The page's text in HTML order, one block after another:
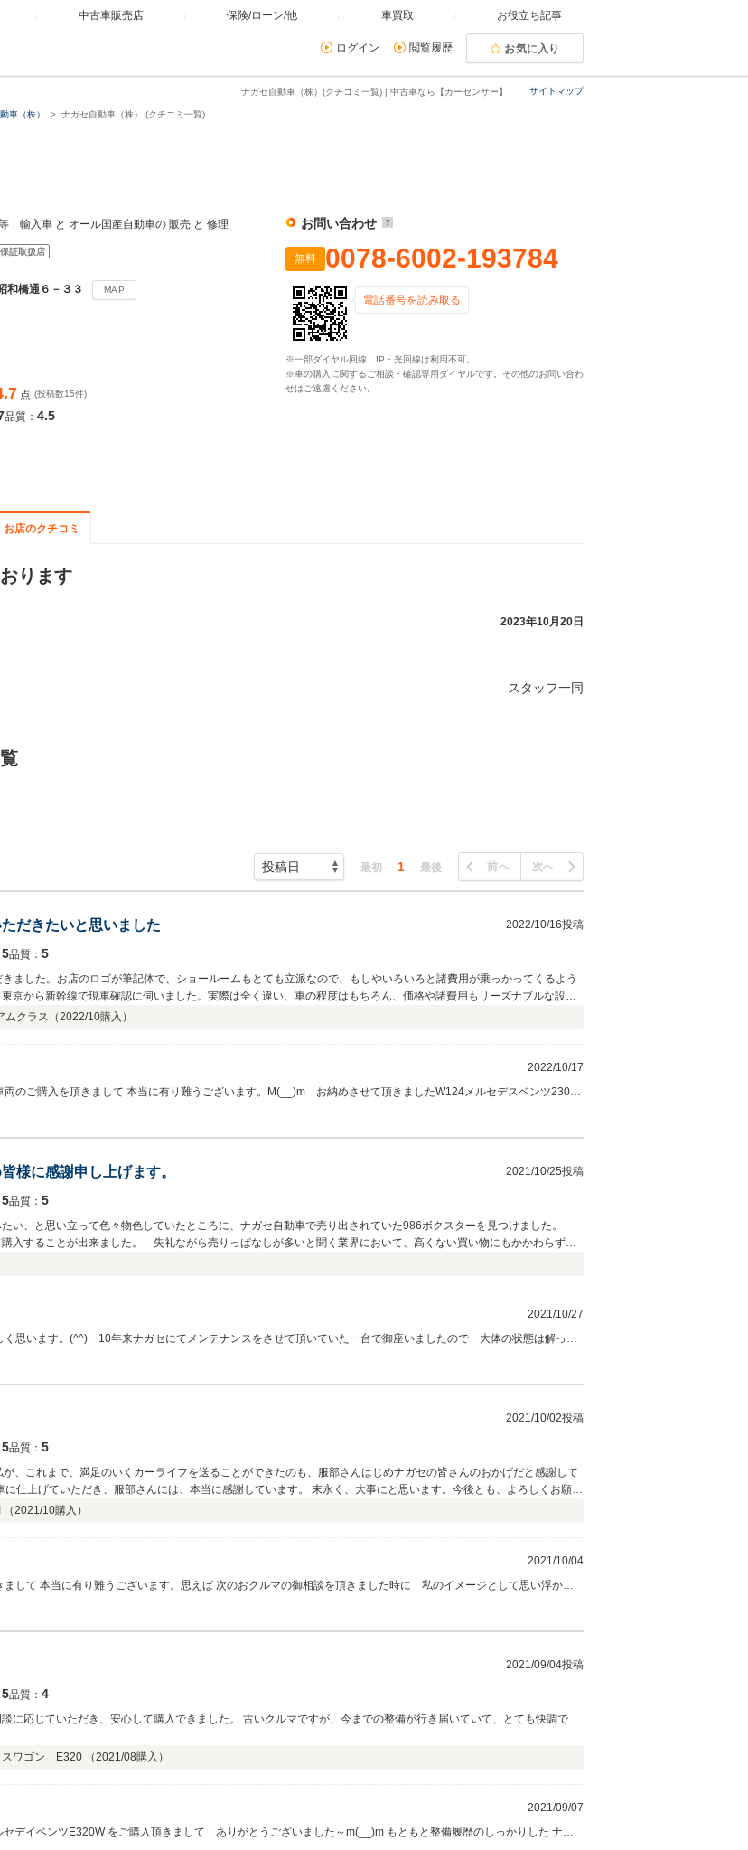
中古車販売店 保険/ローン/他 車買取 お役立ち記事
ログイン 閲覧履歴 お気に入り
サイトマップ
ナガセ自動車（株）(クチコミ一覧) | 中古車なら【カーセンサー】
車（株） ナガセ自動車（株） (クチコミ一覧)
輸入車 と オール国産自動車の 販売 と 修理
証取扱店
和橋通６－３３ MAP
点 (投稿数15件)
品質： 4.5
お問い合わせ
無料 0078-6002-193784
電話番号を読み取る
※一部ダイヤル回線、IP・光回線は利用不可。
※車の購入に関するご相談・確認専用ダイヤルです。その他のお問い合わ
せはご遠慮ください。
お店のクチコミ
ります
2023年10月20日
スタッフ一同
最初 1 最後 前へ 次へ
だきたいと思いました 2022/10/16投稿
5品質： 5
ました。お店のロゴが筆記体で、ショールームもとても立派なので、もしやいろいろと諸費用が乗っかってくるよう
京から新幹線で現車確認に伺いました。実際は全く違い、車の程度はもちろん、価格や諸費用もリーズナブルな設定
の対応が素晴らしく、手続きや連絡も非常にスムーズで、東京ナンバー登録でもわずか二週間で受領することができ
クラス（2022/10購入）
2022/10/17
のご購入を頂きまして 本当に有り難うございます。M(__)m お納めさせて頂きましたW124メルセデスベンツ230E
様に感謝申し上げます。 2021/10/25投稿
5品質： 5
い、と思い立って色々物色していたところに、ナガセ自動車で売り出されていた986ボクスターを見つけました。
入することが出来ました。 失礼ながら売りっぱなしが多いと聞く業界において、高くない買い物にもかかわらず、3
ないことまで）丁寧に相談対応していただきました。 お陰様で現在絶好調です。 もっぱらセカンドカー、週末の
2021/10/27
思います。(^^) 10年来ナガセにてメンテナンスをさせて頂いていた一台で御座いましたので 大体の状態は解って
の点は 何なりとお申し付けくださいませ。 この度は誠にありがとうございました。m(__)m
2021/10/02投稿
5品質： 5
、これまで、満足のいくカーライフを送ることができたのも、服部さんはじめナガセの皆さんのおかげだと感謝して
仕上げていただき、服部さんには、本当に感謝しています。 末永く、大事にと思います。今後とも、よろしくお願い
2021/10購入）
2021/10/04
して 本当に有り難うございます。思えば 次のおクルマの御相談を頂きました時に 私のイメージとして思い浮かび
ベンツ560SEC こちらは必ずや どこに出しても恥ずかしくないように仕上げせて頂き 次のオーナー様に 引き継がせ
動車をご利用 またお育て頂けますよう 宜しくお願い致します。ありがとうございました。
2021/09/04投稿
5品質： 4
に応じていただき、安心して購入できました。 古いクルマですが、今までの整備が行き届いていて、とても快調で
ワゴン E320 （2021/08購入）
2021/09/07
もともと整備履歴のしっかりした ナガ